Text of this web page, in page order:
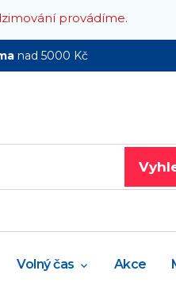
provádíme.
nad 5000 Kč
Volný čas Akce